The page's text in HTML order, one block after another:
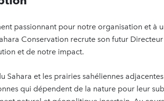
passionnant pour notre organisation et à
Conservation recrute son futur
et de notre impact.
Sahara et les prairies sahéliennes
qui dépendent de la nature pour leur